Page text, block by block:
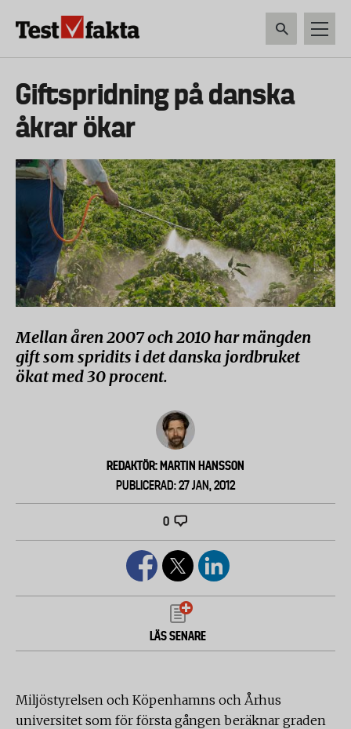
Huvudmeny
ny
LIVSMEDEL
Giftspridning på danska
åkrar ökar
Mellan åren 2007 och 2010 har mängden
gift som spridits i det danska jordbruket
ökat med 30 procent.
REDAKTÖR: MARTIN HANSSON
PUBLICERAD: 27 JAN, 2012
0
LÄS SENARE
Miljöstyrelsen och Köpenhamns och Århus
universitet som för första gången beräknar graden